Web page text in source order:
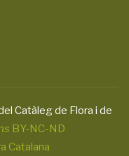
Catàleg de Flora i de
BY-NC-ND
Catalana